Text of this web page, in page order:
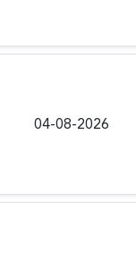
04-08-2026